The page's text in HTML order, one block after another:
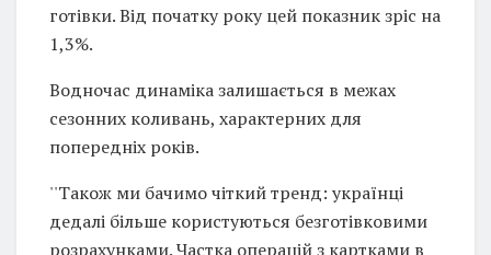
готівки. Від початку року цей показник зріс на
1,3%.
Водночас динаміка залишається в межах
сезонних коливань, характерних для
попередніх років.
''Також ми бачимо чіткий тренд: українці
дедалі більше користуються безготівковими
розрахунками. Частка операцій з картками в